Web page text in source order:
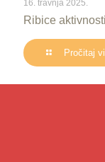
16. travnja 2025.
Ribice
Pročitaj